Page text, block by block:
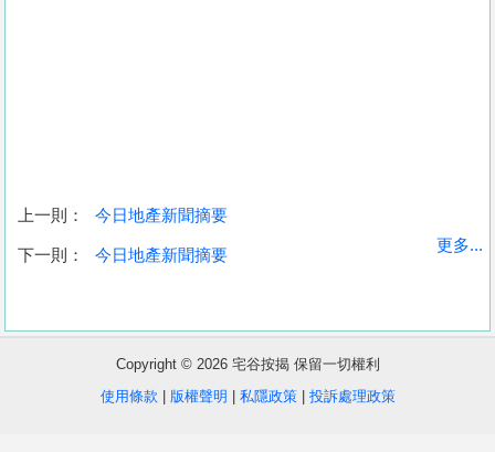
收
盤
上一則： 今日地產新聞摘要
下一則： 今日地產新聞摘要
更多...
Copyright © 2026 宅谷按揭 保留一切權利
使用條款
版權聲明 私隱政策| 投訴處理政策